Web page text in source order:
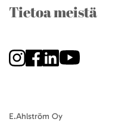
Tietoa meistä
E.Ahlström Oy